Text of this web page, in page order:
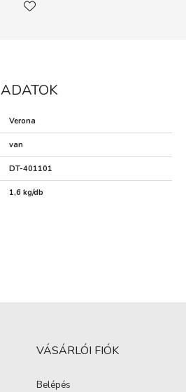
ADATOK
Verona
van
DT-401101
1,6 kg/db
VÁSÁRLÓI FIÓK
Belépés